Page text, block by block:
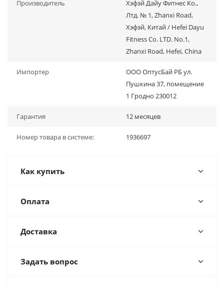
Производитель
Хэфэй Дайу Фитнес Ко.,
Лтд. № 1, Zhanxi Road,
Хэфэй, Китай / Hefei Dayu
Fitness Co. LTD. No.1,
Zhanxi Road, Hefei, China
Импортер
ООО ОптусБай РБ ул.
Пушкина 37, помещение
1 Гродно 230012
Гарантия 12 месяцев
Номер товара в системе: 1936697
Как купить
Оплата
Доставка
Задать вопрос